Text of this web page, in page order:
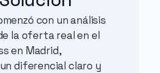
con un análisis
la oferta real en el
en Madrid,
diferencial claro y